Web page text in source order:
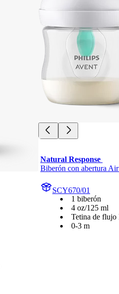
Natural Response
Biberón con abertura
SCY670/01
1 biberón
4 oz/125 ml
Tetina de flujo
0-3 m